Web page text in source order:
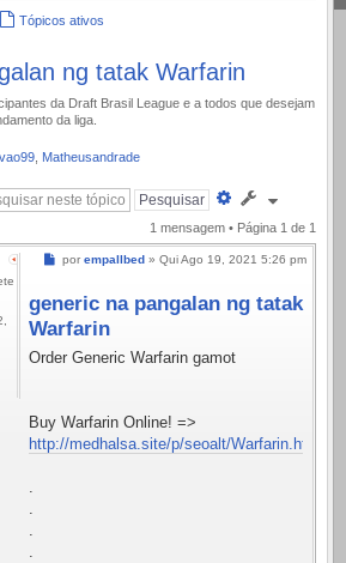
Tópicos ativos
ng tatak Warfarin
da Draft Brasil League e a todos que desejam
da liga.
Matheusandrade
Pesquisa
avançada
1 mensagem • Página 1 de 1
Mensagem
por empallbed » Qui Ago 19, 2021 5:26 pm
generic na pangalan ng tatak
Warfarin
Order Generic Warfarin gamot
Buy Warfarin Online! =>
http://medhalsa.site/p/seoalt/Warfarin.html
.
.
.
.